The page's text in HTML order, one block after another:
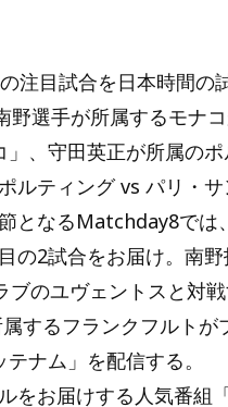
目試合を日本時間の
選手が所属するモナ
、守田英正が所属の
ティング vs パリ・サ
となるMatchday8では
の2試合をお届け。南
のユヴェントスと対
するフランクフルトが
ナム」を配信する。
をお届けする人気番組